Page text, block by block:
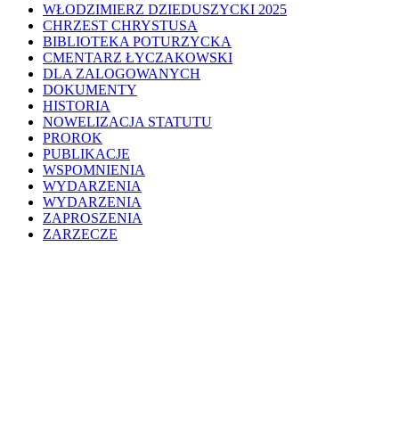
WŁODZIMIERZ DZIEDUSZYCKI 2025
CHRZEST CHRYSTUSA
BIBLIOTEKA POTURZYCKA
CMENTARZ ŁYCZAKOWSKI
DLA ZALOGOWANYCH
DOKUMENTY
HISTORIA
NOWELIZACJA STATUTU
PROROK
PUBLIKACJE
WSPOMNIENIA
WYDARZENIA
WYDARZENIA
ZAPROSZENIA
ZARZECZE